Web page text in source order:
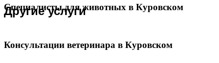
Другие услуги
Специалисты для животных в Куровском
Консультации ветеринара в Куровском